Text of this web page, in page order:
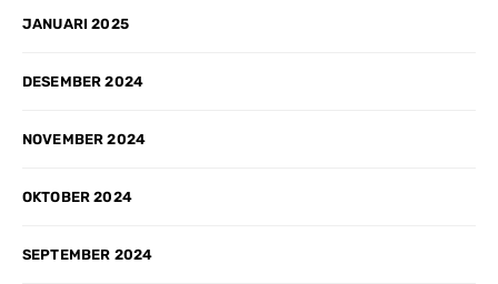
JANUARI 2025
DESEMBER 2024
NOVEMBER 2024
OKTOBER 2024
SEPTEMBER 2024